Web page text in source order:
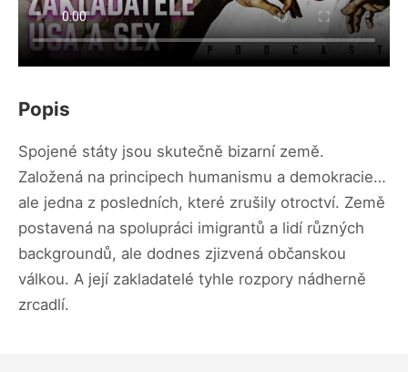
Popis
Spojené státy jsou skutečně bizarní země.
Založená na principech humanismu a demokracie…
ale jedna z posledních, které zrušily otroctví. Země
postavená na spolupráci imigrantů a lidí různých
backgroundů, ale dodnes zjizvená občanskou
válkou. A její zakladatelé tyhle rozpory nádherně
zrcadlí.